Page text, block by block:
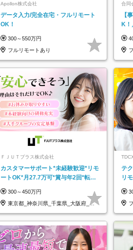
Apollon株式会社
データ入力/完全在宅・フルリモート
OK！
300～550万円
フルリモートあり
合同
【
K！
ＦＪＵＴプラス株式会社
カスタマーサポート*未経験歓迎*リモ
ートOK*月27.7万可*賞与年2回*転勤
300～450万円
東京都_神奈川県_千葉県_大阪府_愛
知県…
テ
リ